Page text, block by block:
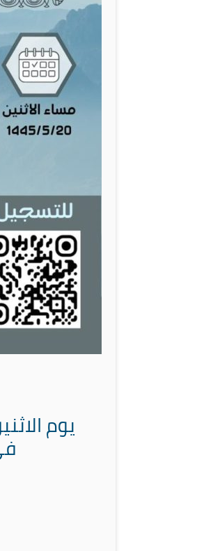
يوم الاثنين 20 جمادى الأولى 1445هـ الموافق 4